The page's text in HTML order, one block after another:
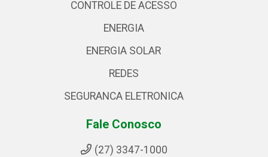
CONTROLE DE ACESSO
ENERGIA
ENERGIA SOLAR
REDES
SEGURANCA ELETRONICA
Fale Conosco
(27) 3347-1000